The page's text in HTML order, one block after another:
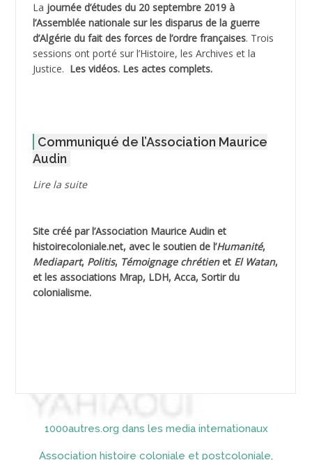
ADJAOUT
ADNI Mohamed Akli
ADOUL Arab *
AGOULMINE
AHLOUCHE Mabrouk *
AIBLIED Ahmed
AICHEKADRA Sid Ahmed
AICI (ou AISSI) Laïd
La journée d’études du 20 septembre 2019 à
l’Assemblée nationale sur les disparus de la guerre
d’Algérie du fait des forces de l’ordre françaises. Trois
sessions ont porté sur l’Histoire, les Archives et la
Justice. Les vidéos. Les actes complets.
Communiqué de l’Association Maurice
Audin
Lire la suite
Site créé par l’Association Maurice Audinet
histoirecoloniale.net, avec le soutien de l’Humanité,
Mediapart, Politis, Témoignage chrétienet El Watan,
et les associations Mrap, LDH, Acca, Sortir du
colonialisme.
1000autres.org dans les media internationaux
Association histoire coloniale et postcoloniale,